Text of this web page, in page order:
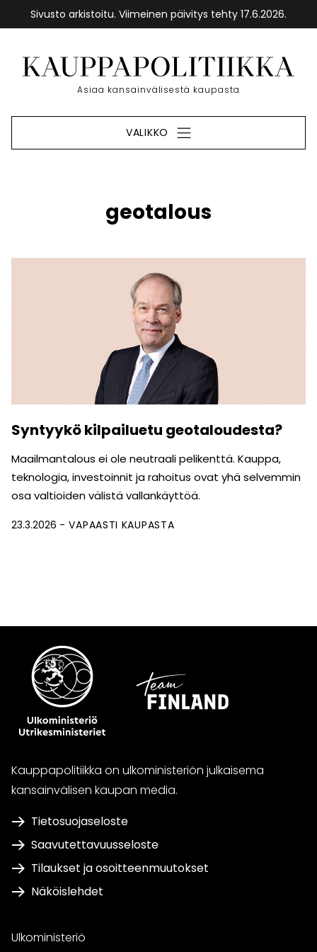
Sivusto arkistoitu. Viimeinen päivitys tehty 17.6.2026.
sisältöön
Etusivu
Asiaa kansainvälisestä kaupasta
VALIKKO
geotalous
Syntyykö kilpailuetu geotaloudesta?
Maailmantalous ei ole neutraali pelikenttä. Kauppa,
teknologia, investoinnit ja rahoitus ovat yhä selvemmin
osa valtioiden välistä vallankäyttöä.
23.3.2026 VAPAASTI KAUPASTA
Kauppapolitiikka on ulkoministeriön julkaisema
kansainvälisen kaupan media.
Tietosuojaseloste
Saavutettavuusseloste
Tilaukset ja osoitteenmuutokset
Näköislehdet
Ulkoministeriö